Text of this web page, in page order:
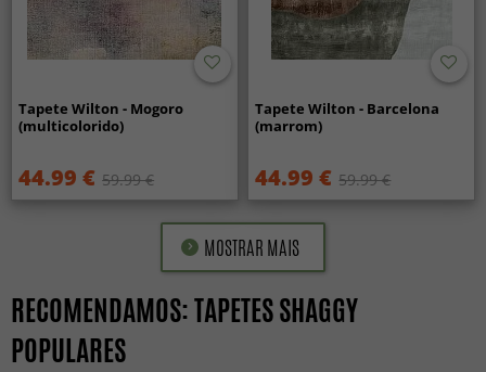
Tapete Wilton - Mogoro
(multicolorido)
44.99 € 59.99 €
Tapete Wilton - Barcelona
(marrom)
44.99 € 59.99 €
MOSTRAR MAIS
RECOMENDAMOS: TAPETES SHAGGY
POPULARES